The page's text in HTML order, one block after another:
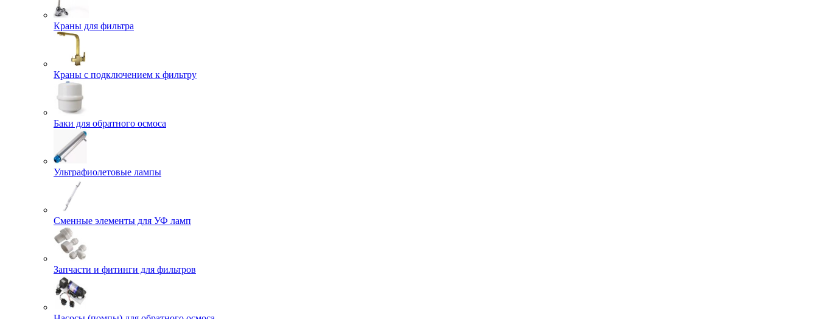
Краны для фильтра
Краны с подключением к фильтру
Баки для обратного осмоса
Ультрафиолетовые лампы
Сменные элементы для УФ ламп
Запчасти и фитинги для фильтров